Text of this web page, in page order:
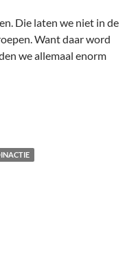
Die laten we niet in de
Want daar word
we allemaal enorm